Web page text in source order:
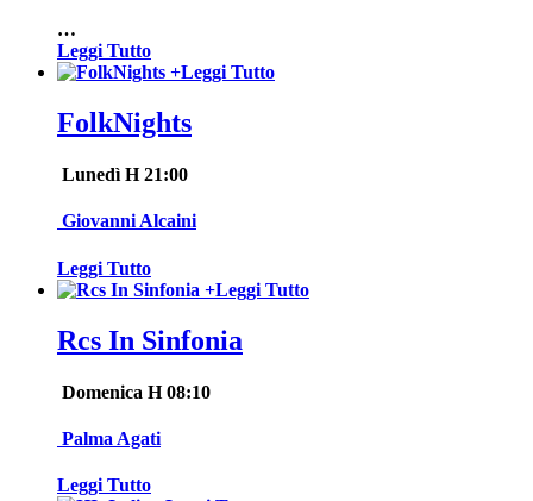
…
Leggi Tutto
+Leggi Tutto
FolkNights
Lunedì H 21:00
Giovanni Alcaini
Leggi Tutto
+Leggi Tutto
Rcs In Sinfonia
Domenica H 08:10
Palma Agati
Leggi Tutto